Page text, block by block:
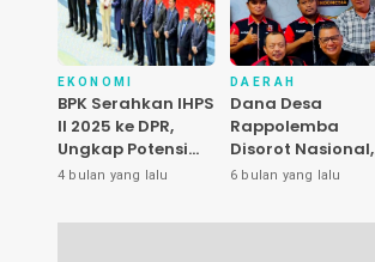
EKONOMI
BPK Serahkan IHPS
II 2025 ke DPR,
Ungkap Potensi
Penyelamatan
Puluhan Triliun
4 bulan yang lalu
DAERAH
Dana Desa
Rappolemba
Disorot Nasional,
Presiden LIRA Nilai
Abuse of Power
6 bulan yang lalu